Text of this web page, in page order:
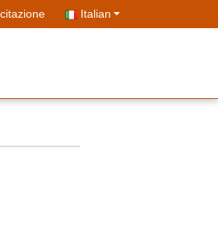
Italian